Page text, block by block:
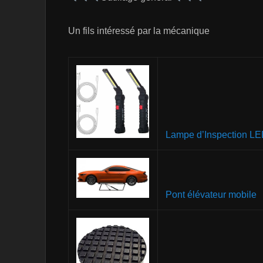
Un fils intéressé par la mécanique
Lampe d’Inspection
Pont élévateur mobile